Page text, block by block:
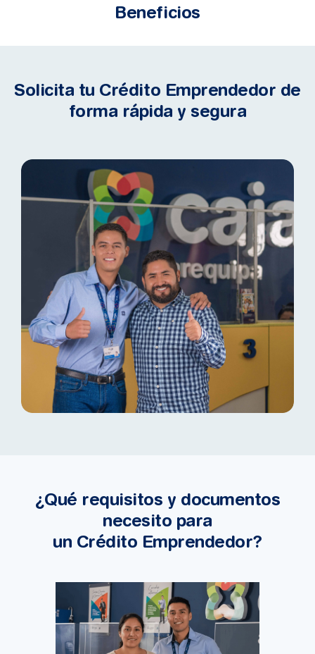
Beneficios
Solicita tu Crédito Emprendedor de
forma rápida y segura
¿Qué requisitos y documentos
necesito para
un Crédito Emprendedor?